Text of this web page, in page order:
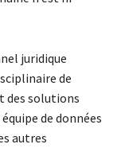
juridique
de
des solutions
de données
autres